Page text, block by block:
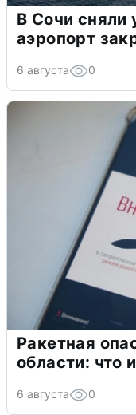
В Сочи сняли
аэропорт
6 августа 0
Ракетная
области: что
6 августа 0